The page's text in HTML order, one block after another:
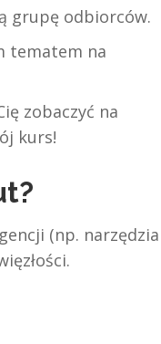
grupę odbiorców.
tematem na
zobaczyć na
kurs!
(np. narzędzia